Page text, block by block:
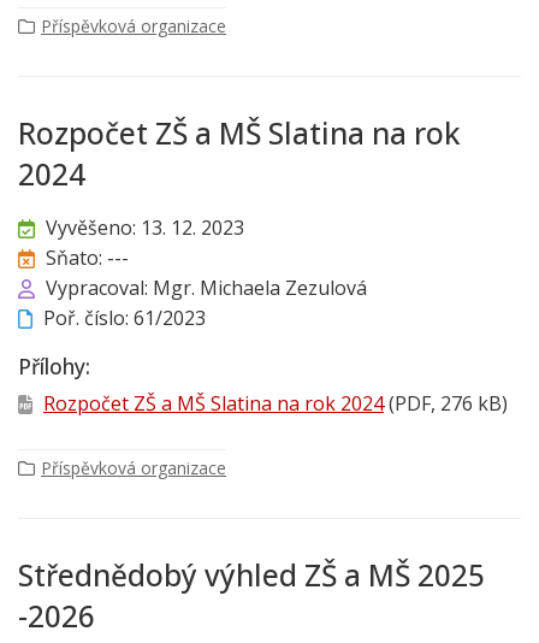
Příspěvková organizace
Rozpočet ZŠ a MŠ Slatina na rok
2024
Vyvěšeno: 13. 12. 2023
Sňato: ---
Vypracoval: Mgr. Michaela Zezulová
Poř. číslo: 61/2023
Přílohy:
Rozpočet ZŠ a MŠ Slatina na rok 2024(PDF, 276 kB)
Příspěvková organizace
Střednědobý výhled ZŠ a MŠ 2025
-2026